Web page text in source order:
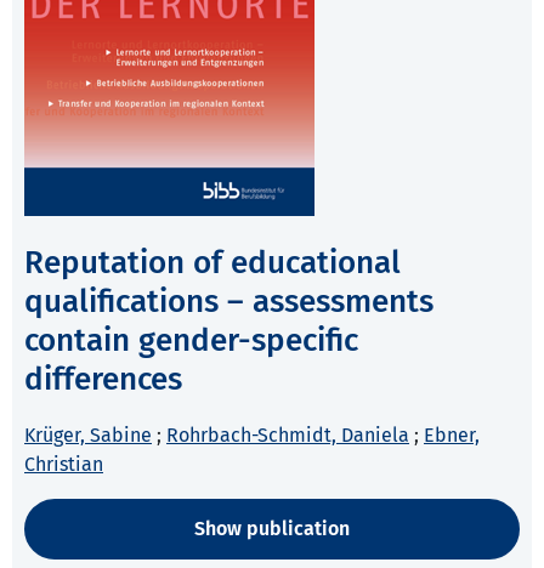
Reputation of educational
qualifications – assessments
contain gender-specific
differences
Krüger, Sabine ; Rohrbach-Schmidt, Daniela ; Ebner,
Christian
Show publication